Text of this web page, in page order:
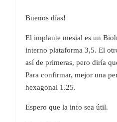
Buenos días!
El implante mesial es un
interno plataforma 3,5. El
así de primeras, pero diría
Para confirmar, mejor una
hexagonal 1.25.
Espero que la info sea útil.